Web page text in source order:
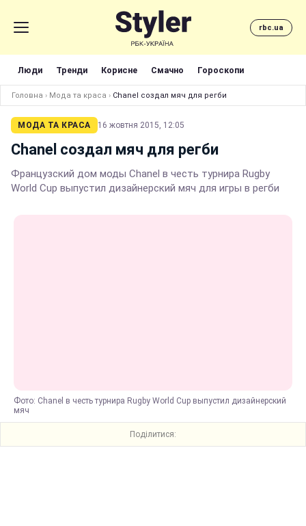
rbc.ua
Люди Тренди Корисне Смачно Гороскопи
Головна › Мода та краса › Chanel создал мяч для регби
МОДА ТА КРАСА 16 жовтня 2015, 12:05
Chanel создал мяч для регби
Французский дом моды Chanel в честь турнира Rugby
World Cup выпустил дизайнерский мяч для игры в регби
Фото: Chanel в честь турнира Rugby World Cup выпустил дизайнерский
мяч
Поділитися: